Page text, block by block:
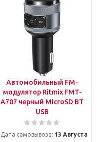
Автомобильный FM-
модулятор Ritmix FMT-
A707 черный MicroSD BT
USB
Дата самовывоза: 13 Августа